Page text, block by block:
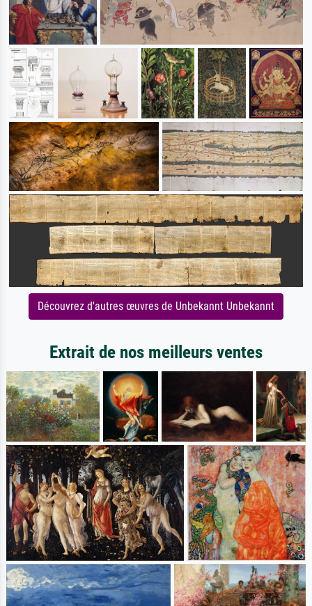
Découvrez d'autres œuvres de Unbekannt Unbekannt
Extrait de nos meilleurs ventes